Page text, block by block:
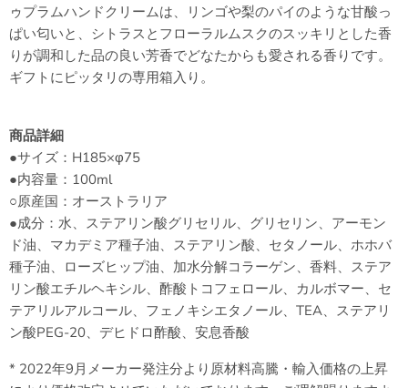
ゥプラムハンドクリームは、リンゴや梨のパイのような甘酸っ
ぱい匂いと、シトラスとフローラルムスクのスッキリとした香
りが調和した品の良い芳香でどなたからも愛される香りです。
ギフトにピッタリの専用箱入り。
商品詳細
●サイズ：H185×φ75
●内容量：100ml
○原産国：オーストラリア
●成分：水、ステアリン酸グリセリル、グリセリン、アーモン
ド油、マカデミア種子油、ステアリン酸、セタノール、ホホバ
種子油、ローズヒップ油、加水分解コラーゲン、香料、ステア
リン酸エチルヘキシル、酢酸トコフェロール、カルボマー、セ
テアリルアルコール、フェノキシエタノール、TEA、ステアリ
ン酸PEG-20、デヒドロ酢酸、安息香酸
* 2022年9月メーカー発注分より原材料高騰・輸入価格の上昇